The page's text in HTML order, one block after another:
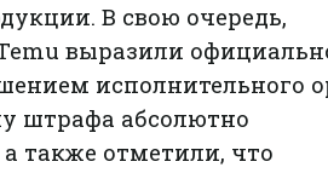
В свою очередь,
выразили
исполнительного
штрафа абсолютно
также отметили, что